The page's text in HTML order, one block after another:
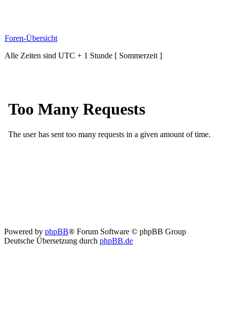
Foren-Übersicht
Alle Zeiten sind UTC + 1 Stunde [ Sommerzeit ]
Powered by phpBB® Forum Software © phpBB Group
Deutsche Übersetzung durch phpBB.de